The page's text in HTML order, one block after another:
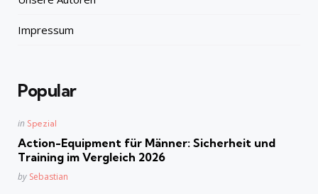
Impressum
Popular
Posted
in Spezial
Action-Equipment für Männer: Sicherheit und
Training im Vergleich 2026
Posted
by Sebastian